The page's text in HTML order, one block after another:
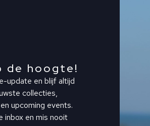
de hoogte!
update en blijf altijd
collecties,
upcoming events.
inbox en mis nooit